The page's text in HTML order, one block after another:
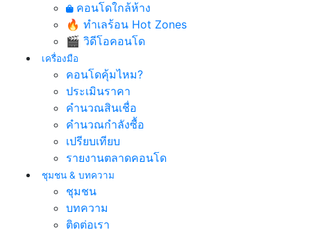
คอนโดใกล้ห้าง
🔥 ทำเลร้อน Hot Zones
🎬 วิดีโอคอนโด
เครื่องมือ
คอนโดคุ้มไหม?
ประเมินราคา
คำนวณสินเชื่อ
คำนวณกำลังซื้อ
เปรียบเทียบ
รายงานตลาดคอนโด
ชุมชน & บทความ
ชุมชน
บทความ
ติดต่อเรา